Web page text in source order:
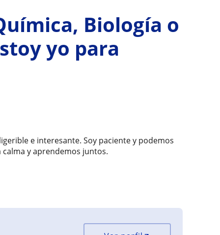
Biología o
yo para
e interesante. Soy paciente y podemos
y aprendemos juntos.